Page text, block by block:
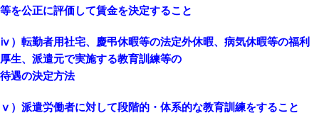
等を公正に評価して賃金を決定すること
ⅳ）転勤者用社宅、慶弔休暇等の法定外休暇、病気休暇等の福利
厚生、派遣元で実施する教育訓練等の
待遇の決定方法
ⅴ）派遣労働者に対して段階的・体系的な教育訓練をすること